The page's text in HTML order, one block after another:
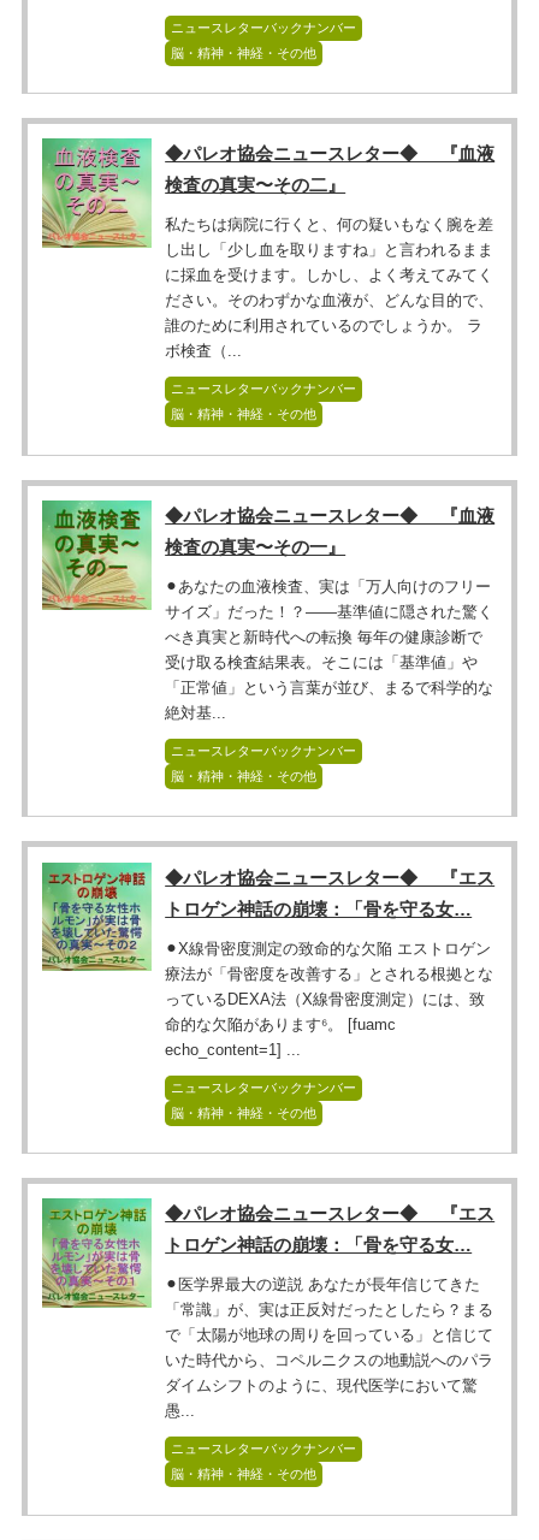
ニュースレターバックナンバー
脳・精神・神経・その他
◆パレオ協会ニュースレター◆ 『血液
検査の真実〜その二』
私たちは病院に行くと、何の疑いもなく腕を差
し出し「少し血を取りますね」と言われるまま
に採血を受けます。しかし、よく考えてみてく
ださい。そのわずかな血液が、どんな目的で、
誰のために利用されているのでしょうか。 ラ
ボ検査（...
ニュースレターバックナンバー
脳・精神・神経・その他
◆パレオ協会ニュースレター◆ 『血液
検査の真実〜その一』
⚫︎あなたの血液検査、実は「万人向けのフリー
サイズ」だった！？――基準値に隠された驚く
べき真実と新時代への転換 毎年の健康診断で
受け取る検査結果表。そこには「基準値」や
「正常値」という言葉が並び、まるで科学的な
絶対基...
ニュースレターバックナンバー
脳・精神・神経・その他
◆パレオ協会ニュースレター◆ 『エス
トロゲン神話の崩壊：「骨を守る女…
⚫︎X線骨密度測定の致命的な欠陥 エストロゲン
療法が「骨密度を改善する」とされる根拠とな
っているDEXA法（X線骨密度測定）には、致
命的な欠陥があります⁶。 [fuamc
echo_content=1] ...
ニュースレターバックナンバー
脳・精神・神経・その他
◆パレオ協会ニュースレター◆ 『エス
トロゲン神話の崩壊：「骨を守る女…
⚫︎医学界最大の逆説 あなたが長年信じてきた
「常識」が、実は正反対だったとしたら？まる
で「太陽が地球の周りを回っている」と信じて
いた時代から、コペルニクスの地動説へのパラ
ダイムシフトのように、現代医学において驚
愚...
ニュースレターバックナンバー
脳・精神・神経・その他